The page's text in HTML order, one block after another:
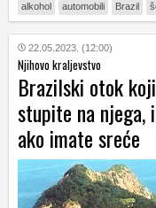
alkohol automobili Brazil
22.05.2023. (12:00)
Njihovo kraljevstvo
Brazilski otok
stupite na njega,
ako imate sreće